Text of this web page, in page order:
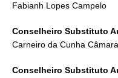
Fabianh Lopes Campelo
Conselheiro Substituto
Carneiro da Cunha Câmara
Conselheiro Substituto